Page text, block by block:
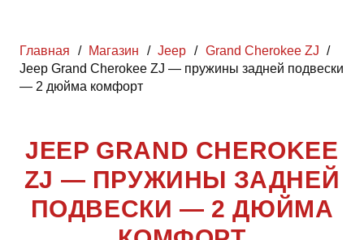
Главная / Магазин / Jeep / Grand Cherokee ZJ /
Jeep Grand Cherokee ZJ — пружины задней подвески
— 2 дюйма комфорт
JEEP GRAND CHEROKEE
ZJ — ПРУЖИНЫ ЗАДНЕЙ
ПОДВЕСКИ — 2 ДЮЙМА